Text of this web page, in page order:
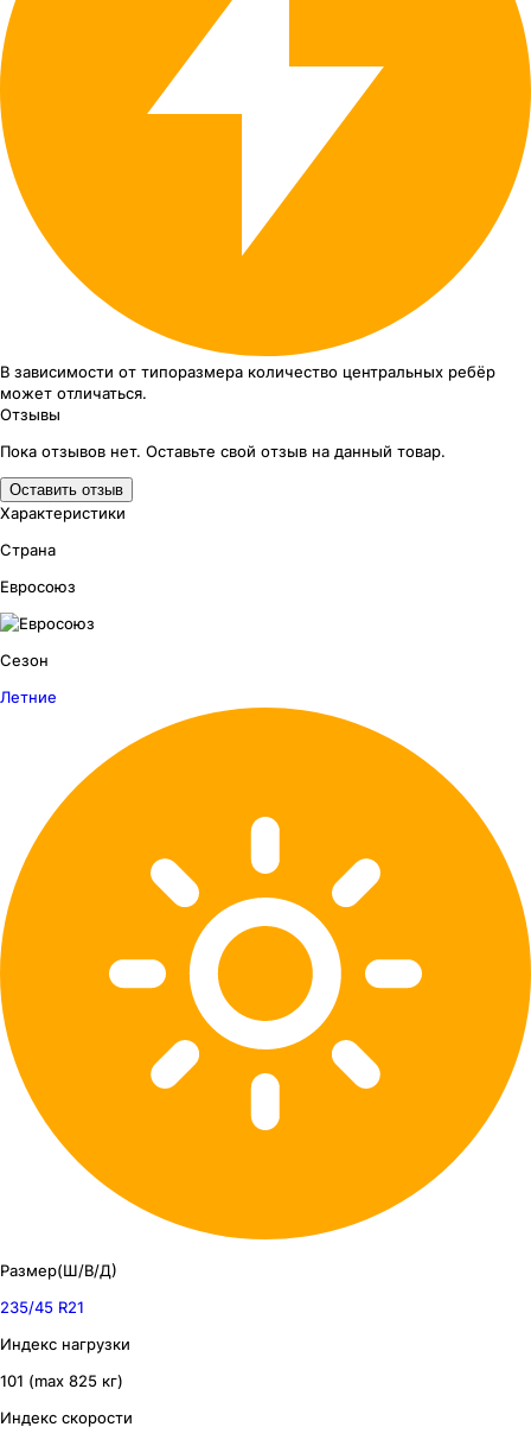
В зависимости от типоразмера количество центральных ребёр
может отличаться.
Отзывы
Пока отзывов нет. Оставьте свой отзыв на данный товар.
Оставить отзыв
Характеристики
Страна
Евросоюз
Сезон
Летние
Размер(Ш/В/Д)
235/45 R21
Индекс нагрузки
101 (max 825 кг)
Индекс скорости